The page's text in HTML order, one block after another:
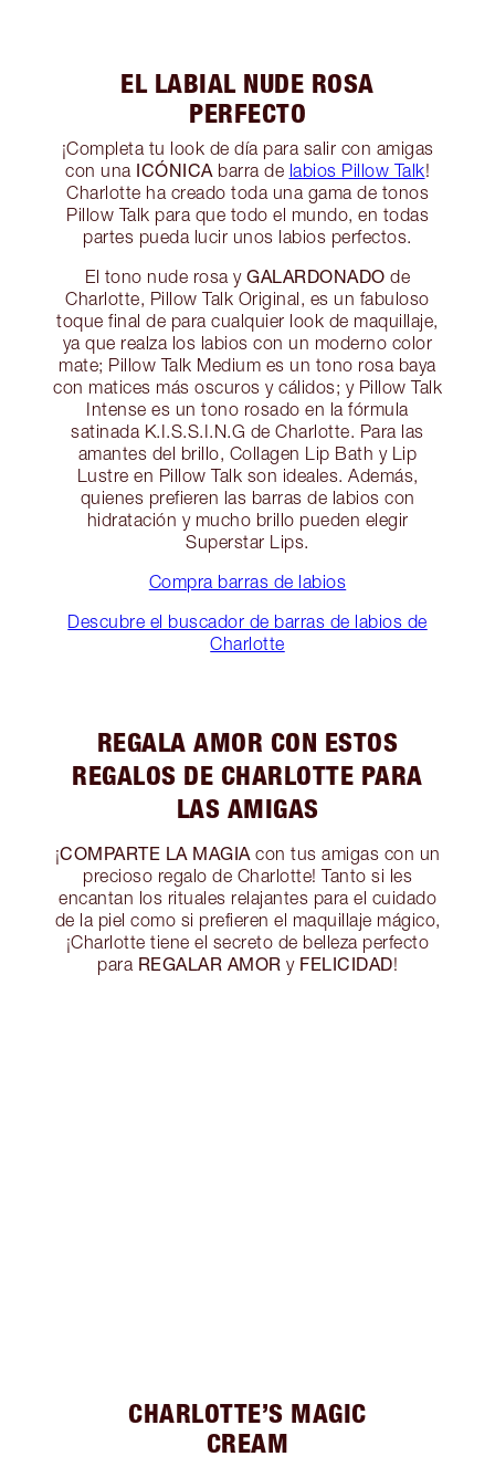
EL LABIAL NUDE ROSA
PERFECTO
¡Completa tu look de día para salir con amigas
con una ICÓNICA barra de labios Pillow Talk!
Charlotte ha creado toda una gama de tonos
Pillow Talk para que todo el mundo, en todas
partes pueda lucir unos labios perfectos.
El tono nude rosa y GALARDONADO de
Charlotte, Pillow Talk Original, es un fabuloso
toque final de para cualquier look de maquillaje,
ya que realza los labios con un moderno color
mate; Pillow Talk Medium es un tono rosa baya
con matices más oscuros y cálidos; y Pillow Talk
Intense es un tono rosado en la fórmula
satinada K.I.S.S.I.N.G de Charlotte. Para las
amantes del brillo, Collagen Lip Bath y Lip
Lustre en Pillow Talk son ideales. Además,
quienes prefieren las barras de labios con
hidratación y mucho brillo pueden elegir
Superstar Lips.
Compra barras de labios
Descubre el buscador de barras de labios de
Charlotte
REGALA AMOR CON ESTOS
REGALOS DE CHARLOTTE PARA
LAS AMIGAS
¡COMPARTE LA MAGIA con tus amigas con un
precioso regalo de Charlotte! Tanto si les
encantan los rituales relajantes para el cuidado
de la piel como si prefieren el maquillaje mágico,
¡Charlotte tiene el secreto de belleza perfecto
para REGALAR AMOR y FELICIDAD!
CHARLOTTE’S MAGIC
CREAM